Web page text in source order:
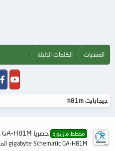
المنتديات الكلمات الدليلة
جيجابايت h81m
مخطط مازربورد حصريا gigabyte Schematic GA-H81M
gigabyte Schematic GA-H81M الملف بالمرفقات الباسورد المحتوى مخفي